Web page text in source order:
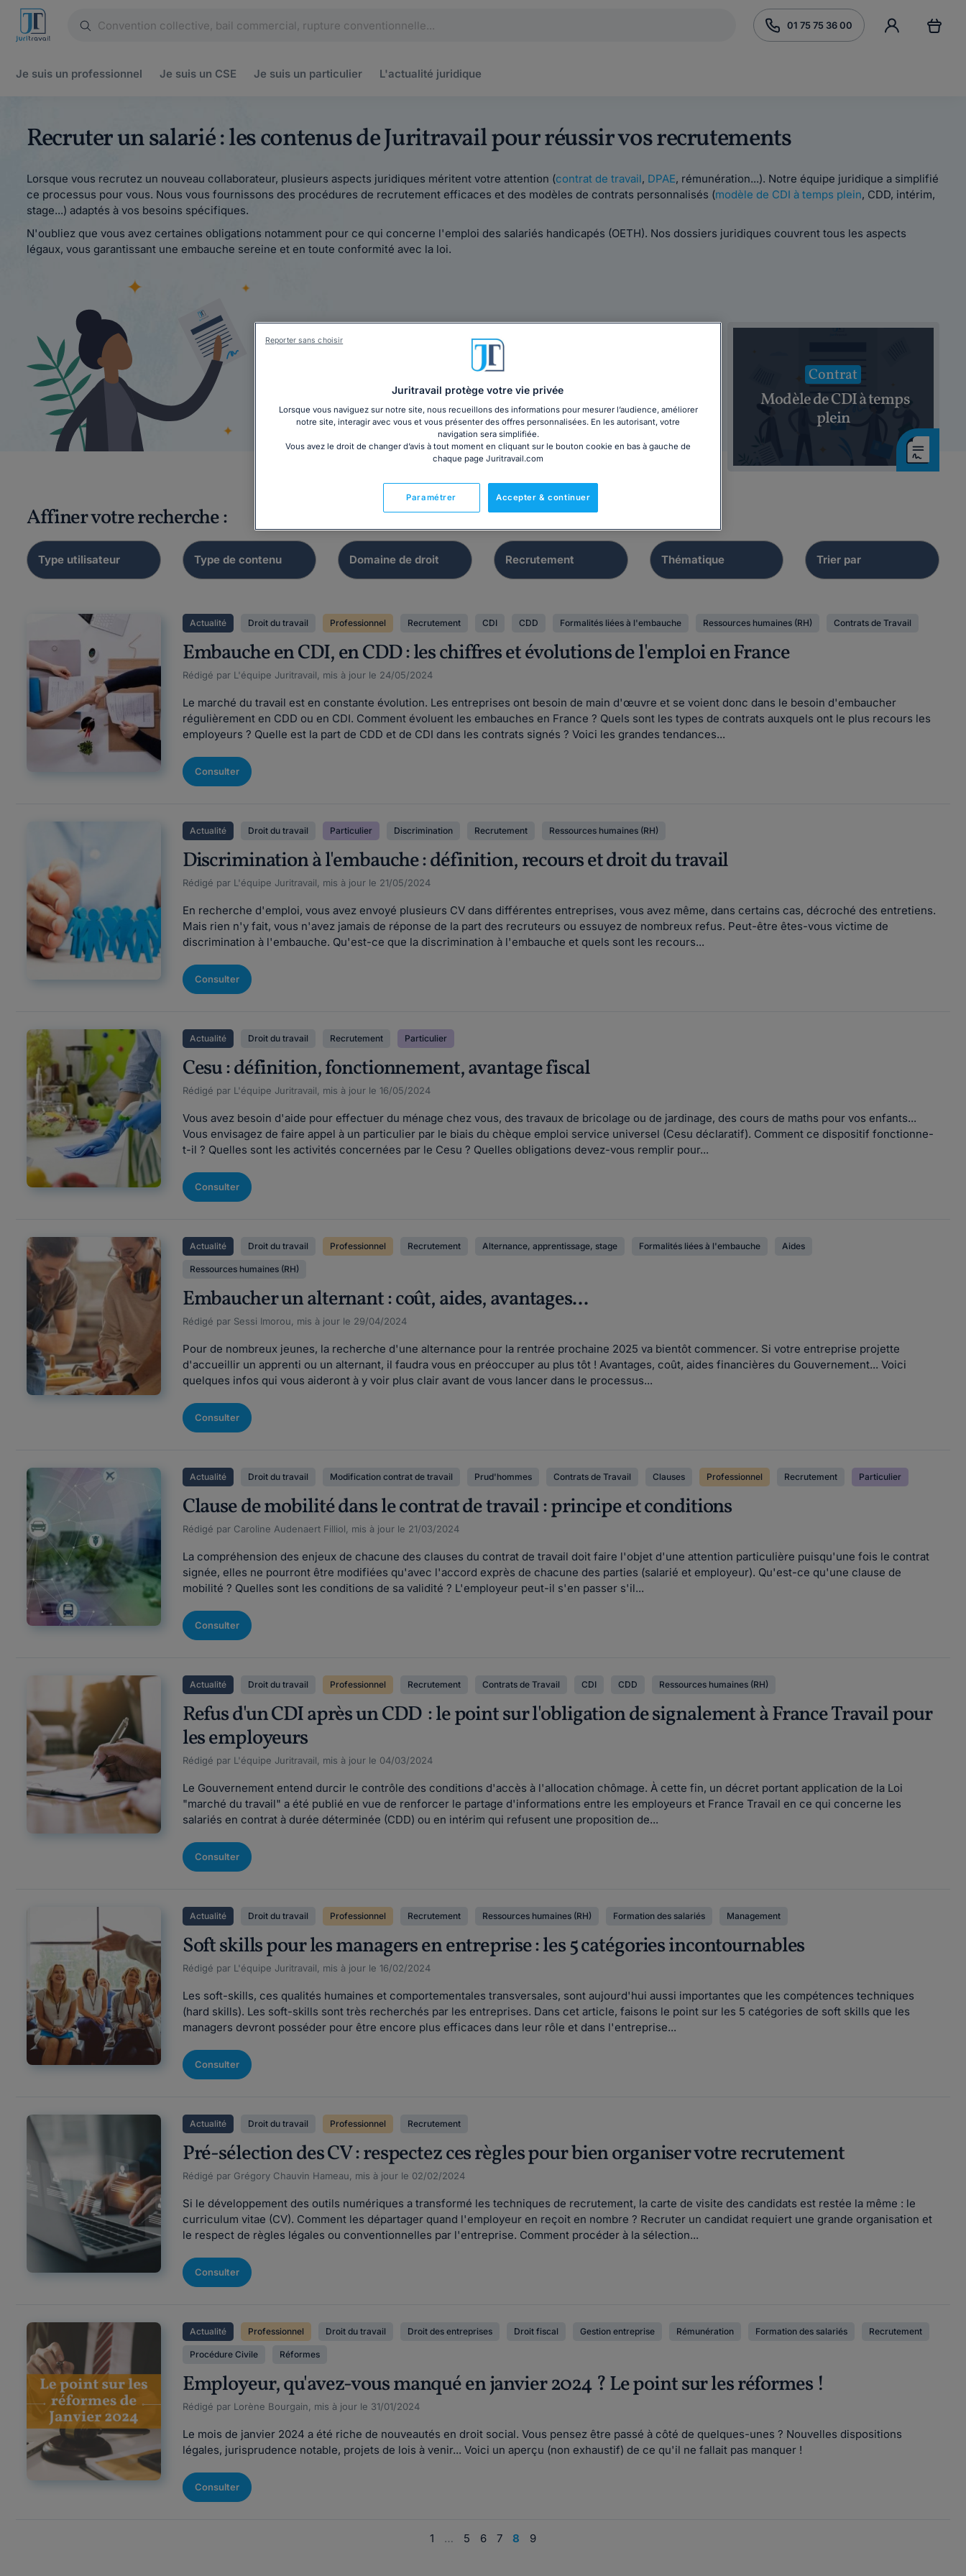
01 75 75 36 00
Je suis un professionnel Je suis un CSE Je suis un particulier L'actualité juridique
Recruter un salarié : les contenus de Juritravail pour réussir vos recrutements
Lorsque vous recrutez un nouveau collaborateur, plusieurs aspects juridiques méritent votre attention (contrat de travail, DPAE, rémunération...). Notre équipe juridique a simplifié
ce processus pour vous. Nous vous fournissons des procédures de recrutement efficaces et des modèles de contrats personnalisés (modèle de CDI à temps plein, CDD, intérim,
stage...) adaptés à vos besoins spécifiques.
N'oubliez que vous avez certaines obligations notamment pour ce qui concerne l'emploi des salariés handicapés (OETH). Nos dossiers juridiques couvrent tous les aspects
légaux, vous garantissant une embauche sereine et en toute conformité avec la loi.
Embauche d'un salarié
étranger hors UE
Modèle de Registre
Unique du Personnel
Contrat
Modèle de CDI à temps
plein
Affiner votre recherche :
Actualité Droit du travail Professionnel Recrutement CDI CDD Formalités liées à l'embauche Ressources humaines (RH) Contrats de Travail
Embauche en CDI, en CDD : les chiffres et évolutions de l'emploi en France
Rédigé par L'équipe Juritravail, mis à jour le 24/05/2024
Le marché du travail est en constante évolution. Les entreprises ont besoin de main d'œuvre et se voient donc dans le besoin d'embaucher
régulièrement en CDD ou en CDI. Comment évoluent les embauches en France ? Quels sont les types de contrats auxquels ont le plus recours les
employeurs ? Quelle est la part de CDD et de CDI dans les contrats signés ? Voici les grandes tendances...
Consulter
Actualité Droit du travail Particulier Discrimination Recrutement Ressources humaines (RH)
Discrimination à l'embauche : définition, recours et droit du travail
Rédigé par L'équipe Juritravail, mis à jour le 21/05/2024
En recherche d'emploi, vous avez envoyé plusieurs CV dans différentes entreprises, vous avez même, dans certains cas, décroché des entretiens.
Mais rien n'y fait, vous n'avez jamais de réponse de la part des recruteurs ou essuyez de nombreux refus. Peut-être êtes-vous victime de
discrimination à l'embauche. Qu'est-ce que la discrimination à l'embauche et quels sont les recours...
Consulter
Actualité Droit du travail Recrutement Particulier
Cesu : définition, fonctionnement, avantage fiscal
Rédigé par L'équipe Juritravail, mis à jour le 16/05/2024
Vous avez besoin d'aide pour effectuer du ménage chez vous, des travaux de bricolage ou de jardinage, des cours de maths pour vos enfants...
Vous envisagez de faire appel à un particulier par le biais du chèque emploi service universel (Cesu déclaratif). Comment ce dispositif fonctionne-
t-il ? Quelles sont les activités concernées par le Cesu ? Quelles obligations devez-vous remplir pour...
Consulter
Actualité Droit du travail Professionnel Recrutement Alternance, apprentissage, stage Formalités liées à l'embauche Aides
Ressources humaines (RH)
Embaucher un alternant : coût, aides, avantages...
Rédigé par Sessi Imorou, mis à jour le 29/04/2024
Pour de nombreux jeunes, la recherche d'une alternance pour la rentrée prochaine 2025 va bientôt commencer. Si votre entreprise projette
d'accueillir un apprenti ou un alternant, il faudra vous en préoccuper au plus tôt ! Avantages, coût, aides financières du Gouvernement... Voici
quelques infos qui vous aideront à y voir plus clair avant de vous lancer dans le processus...
Consulter
Actualité Droit du travail Modification contrat de travail Prud'hommes Contrats de Travail Clauses Professionnel Recrutement Particulier
Clause de mobilité dans le contrat de travail : principe et conditions
Rédigé par Caroline Audenaert Filliol, mis à jour le 21/03/2024
La compréhension des enjeux de chacune des clauses du contrat de travail doit faire l'objet d'une attention particulière puisqu'une fois le contrat
signée, elles ne pourront être modifiées qu'avec l'accord exprès de chacune des parties (salarié et employeur). Qu'est-ce qu'une clause de
mobilité ? Quelles sont les conditions de sa validité ? L'employeur peut-il s'en passer s'il...
Consulter
Actualité Droit du travail Professionnel Recrutement Contrats de Travail CDI CDD Ressources humaines (RH)
Refus d'un CDI après un CDD : le point sur l'obligation de signalement à France Travail pour
les employeurs
Rédigé par L'équipe Juritravail, mis à jour le 04/03/2024
Le Gouvernement entend durcir le contrôle des conditions d'accès à l'allocation chômage. À cette fin, un décret portant application de la Loi
"marché du travail" a été publié en vue de renforcer le partage d'informations entre les employeurs et France Travail en ce qui concerne les
salariés en contrat à durée déterminée (CDD) ou en intérim qui refusent une proposition de...
Consulter
Actualité Droit du travail Professionnel Recrutement Ressources humaines (RH) Formation des salariés Management
Soft skills pour les managers en entreprise : les 5 catégories incontournables
Rédigé par L'équipe Juritravail, mis à jour le 16/02/2024
Les soft-skills, ces qualités humaines et comportementales transversales, sont aujourd'hui aussi importantes que les compétences techniques
(hard skills). Les soft-skills sont très recherchés par les entreprises. Dans cet article, faisons le point sur les 5 catégories de soft skills que les
managers devront posséder pour être encore plus efficaces dans leur rôle et dans l'entreprise...
Consulter
Actualité Droit du travail Professionnel Recrutement
Pré-sélection des CV : respectez ces règles pour bien organiser votre recrutement
Rédigé par Grégory Chauvin Hameau, mis à jour le 02/02/2024
Si le développement des outils numériques a transformé les techniques de recrutement, la carte de visite des candidats est restée la même : le
curriculum vitae (CV). Comment les départager quand l'employeur en reçoit en nombre ? Recruter un candidat requiert une grande organisation et
le respect de règles légales ou conventionnelles par l'entreprise. Comment procéder à la sélection...
Consulter
Actualité Professionnel Droit du travail Droit des entreprises Droit fiscal Gestion entreprise Rémunération Formation des salariés Recrutement
Procédure Civile Réformes
Employeur, qu'avez-vous manqué en janvier 2024 ? Le point sur les réformes !
Rédigé par Lorène Bourgain, mis à jour le 31/01/2024
Le mois de janvier 2024 a été riche de nouveautés en droit social. Vous pensez être passé à côté de quelques-unes ? Nouvelles dispositions
légales, jurisprudence notable, projets de lois à venir... Voici un aperçu (non exhaustif) de ce qu'il ne fallait pas manquer !
Consulter
1 … 5 6 7 8 9
Juritravail protège votre vie privée
Lorsque vous naviguez sur notre site, nous recueillons des informations pour mesurer l’audience, améliorer
notre site, interagir avec vous et vous présenter des offres personnalisées. En les autorisant, votre
navigation sera simplifiée.
Vous avez le droit de changer d’avis à tout moment en cliquant sur le bouton cookie en bas à gauche de
chaque page Juritravail.com
Accepter & continuer
Paramétrer
Reporter sans choisir